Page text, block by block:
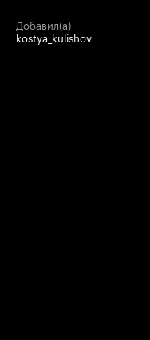
добавил(а)
kostya_kulishov